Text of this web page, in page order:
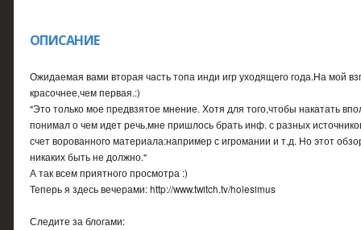
ОПИСАНИЕ
Ожидаемая вами вторая часть топа инди игр уходящего года.На мой
красочнее,чем первая.:)
"Это только мое предвзятое мнение. Хотя для того,чтобы накатать
понимал о чем идет речь,мне пришлось брать инф. с разных
счет ворованного материала:например с игромании и т.д. Но этот
никаких быть не должно."
А так всем приятного просмотра :)
Теперь я здесь вечерами: http://www.twitch.tv/holesimus
Следите за блогами: